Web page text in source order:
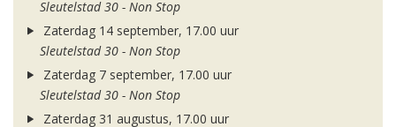
Sleutelstad 30 - Non Stop
Zaterdag 14 september, 17.00 uur
Sleutelstad 30 - Non Stop
Zaterdag 7 september, 17.00 uur
Sleutelstad 30 - Non Stop
Zaterdag 31 augustus, 17.00 uur